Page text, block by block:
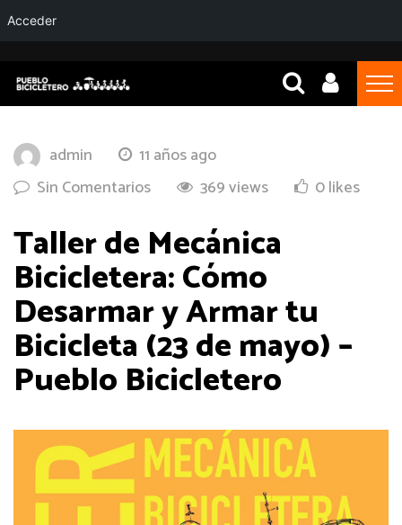
admin
11 años ago
Sin Comentarios
369 views 0 likes
Taller de Mecánica
Bicicletera: Cómo
Desarmar y Armar tu
Bicicleta (23 de mayo) –
Pueblo Bicicletero
Acceder